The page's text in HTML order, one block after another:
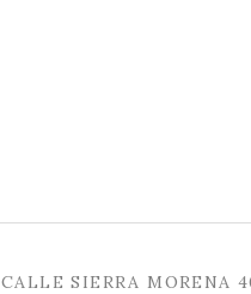
CALLE SIERRA MORENA